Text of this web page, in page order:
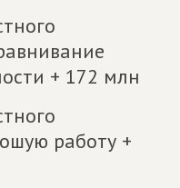
+ 172 млн
работу +